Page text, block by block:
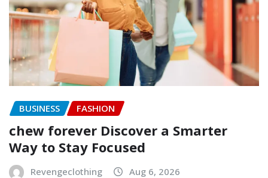
BUSINESS FASHION
chew forever Discover a Smarter
Way to Stay Focused
Revengeclothing Aug 6, 2026